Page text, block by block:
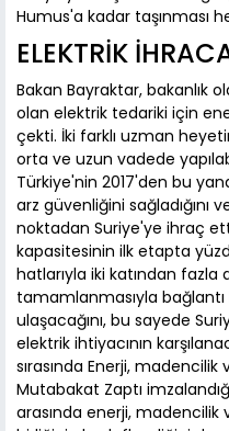
Humus'a kadar taşınması
ELEKTRİK
Bakan Bayraktar, bakanlık
olan elektrik tedariki için
çekti. İki farklı uzman
orta ve uzun vadede
Türkiye'nin 2017'den bu
arz güvenliğini sağladığını
noktadan Suriye'ye ihraç
kapasitesinin ilk etapta
hatlarıyla iki katından fazla
tamamlanmasıyla
ulaşacağını, bu sayede
elektrik ihtiyacının
sırasında Enerji,
Mutabakat Zaptı
arasında enerji, madencilik